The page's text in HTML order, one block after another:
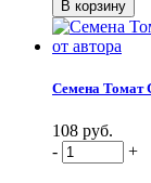
Семена Томат
108 руб.
-
+